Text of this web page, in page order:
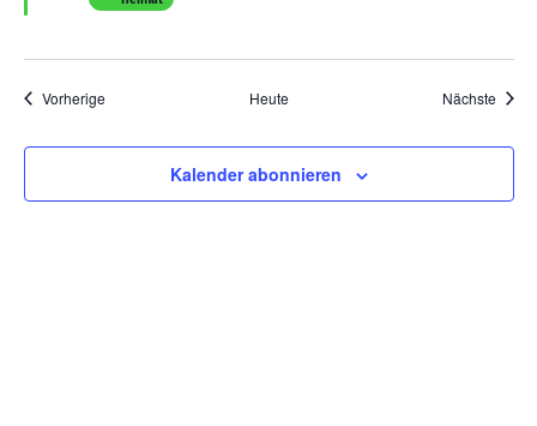
VorherigeVeranstaltungen Heute Nächste
Kalender abonnieren